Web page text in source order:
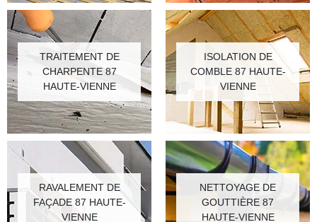
TRAITEMENT DE
CHARPENTE 87
HAUTE-VIENNE
ISOLATION DE
COMBLE 87 HAUTE-
VIENNE
RAVALEMENT DE
FAÇADE 87 HAUTE-
VIENNE
NETTOYAGE DE
GOUTTIÈRE 87
HAUTE-VIENNE